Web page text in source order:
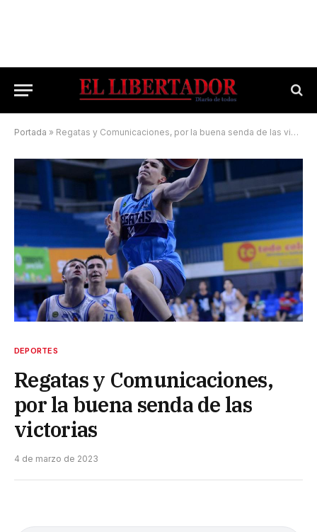
Portada » Regatas y Comunicaciones, por la buena senda de las victorias
DEPORTES
Regatas y Comunicaciones,
por la buena senda de las
victorias
4 de marzo de 2023